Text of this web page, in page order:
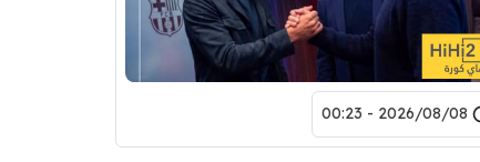
2026/08/08 - 00:23